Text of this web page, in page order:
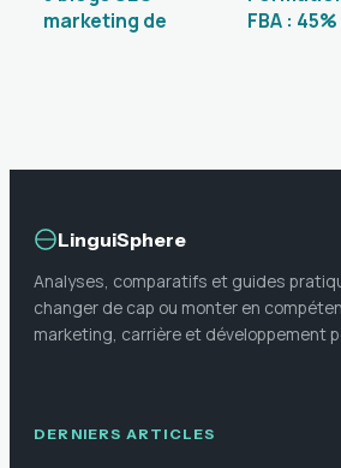
marketing de
FBA :
LinguiSphere
Analyses, comparatifs et guides
changer de cap ou monter en
marketing, carrière et développement
DERNIERS ARTICLES